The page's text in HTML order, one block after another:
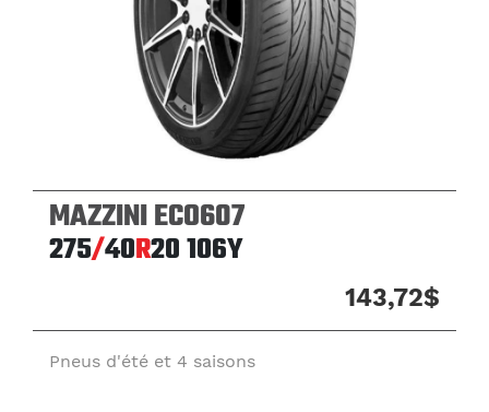
MAZZINI ECO607
275/40R20106Y
143,72$
Pneus d'été et 4 saisons